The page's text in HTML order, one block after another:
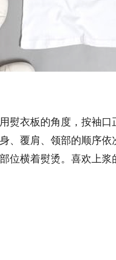
熨衣板的角度，按袖
、覆肩、领部的顺序
位横着熨烫。喜欢上